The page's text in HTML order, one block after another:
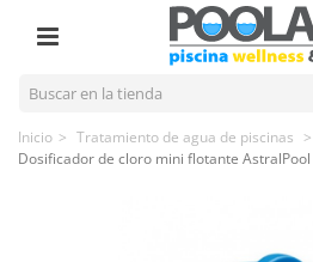
Inicio > Tratamiento de agua de piscinas >
Dosificador de cloro mini flotante AstralPool